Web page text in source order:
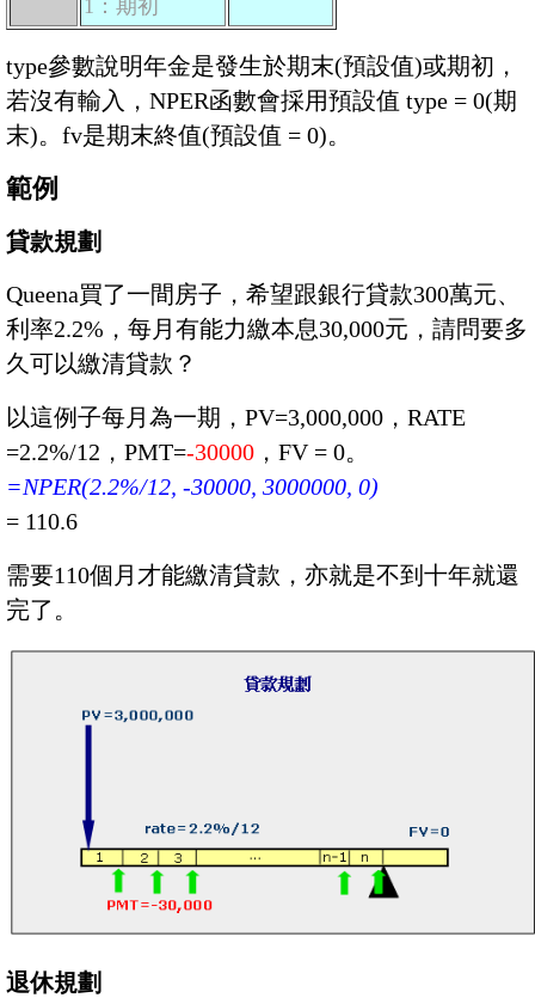
1：期初
type參數說明年金是發生於期末(預設值)或期初，
若沒有輸入，NPER函數會採用預設值 type = 0(期
末)。fv是期末終值(預設值 = 0)。
範例
貸款規劃
Queena買了一間房子，希望跟銀行貸款300萬元、
利率2.2%，每月有能力繳本息30,000元，請問要多
久可以繳清貸款？
以這例子每月為一期，PV=3,000,000，RATE
=2.2%/12，PMT=-30000 ，FV = 0。
=NPER(2.2%/12, -30000, 3000000, 0)
= 110.6
需要110個月才能繳清貸款，亦就是不到十年就還
完了。
退休規劃